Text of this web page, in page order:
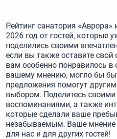
Рейтинг санатория
2026 год от гостей, которые
поделились своими
если вы также оставите свой
вам особенно понравилось в
вашему мнению, могло бы
предложения помогут
выбором. Поделитесь
воспоминаниями, а также
которые сделали ваше
незабываемым. Ваше
для нас и для других гостей!